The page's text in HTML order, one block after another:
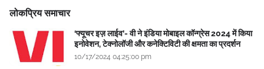
लोकप्रिय समाचार
‘फ्यूचर इज़ लाईव’- वी ने इंडिया मोबाइल कॉन्ग्रेस 2024 में किया
इनोवेशन, टेक्नोलॉजी और कनेक्टिविटी की क्षमता का प्रदर्शन
10/17/2024 04:25:00 pm